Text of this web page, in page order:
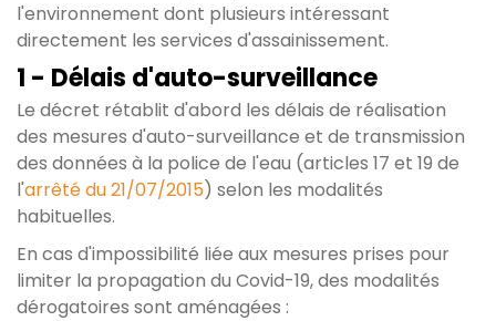
l'environnement dont plusieurs intéressant
directement les services d'assainissement.
1 - Délais d'auto-surveillance
Le décret rétablit d'abord les délais de réalisation
des mesures d'auto-surveillance et de transmission
des données à la police de l'eau (articles 17 et 19 de
l'arrêté du 21/07/2015) selon les modalités
habituelles.
En cas d'impossibilité liée aux mesures prises pour
limiter la propagation du Covid-19, des modalités
dérogatoires sont aménagées :